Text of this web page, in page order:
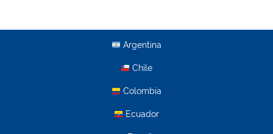
Argentina
Chile
Colombia
Ecuador